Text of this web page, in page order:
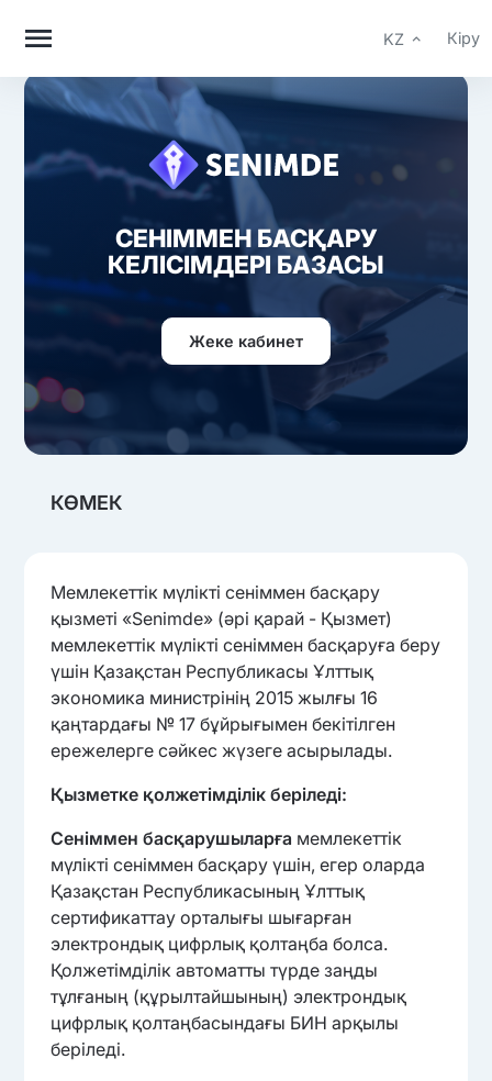
KZ Кіру
СЕНІММЕН БАСҚАРУ
КЕЛІСІМДЕРІ БАЗАСЫ
Жеке кабинет
КӨМЕК
Мемлекеттік мүлікті сеніммен басқару
қызметі «Senimde» (әрі қарай - Қызмет)
мемлекеттік мүлікті сеніммен басқаруға беру
үшін Қазақстан Республикасы Ұлттық
экономика министрінің 2015 жылғы 16
қаңтардағы № 17 бұйрығымен бекітілген
ережелерге сәйкес жүзеге асырылады.
Қызметке қолжетімділік беріледі:
Сеніммен басқарушыларға мемлекеттік
мүлікті сеніммен басқару үшін, егер оларда
Қазақстан Республикасының Ұлттық
сертификаттау орталығы шығарған
электрондық цифрлық қолтаңба болса.
Қолжетімділік автоматты түрде заңды
тұлғаның (құрылтайшының) электрондық
цифрлық қолтаңбасындағы БИН арқылы
беріледі.